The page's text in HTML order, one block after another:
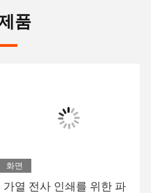
품
화면
가열 전사 인쇄를 위한 파